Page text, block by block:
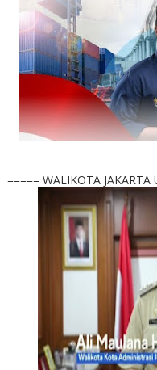
===== WALIKOTA